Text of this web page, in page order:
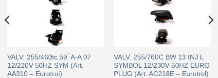
VALV. 255/460tc 59 ́ A-A 07
12/220V 50HZ SYM (Art.
AA310 – Eurotrol)
VALV. 255/760C BW 13 INJ L
SYMBOL 12/230V 50HZ EURO
PLUG (Art. AC218E – Eurotrol)